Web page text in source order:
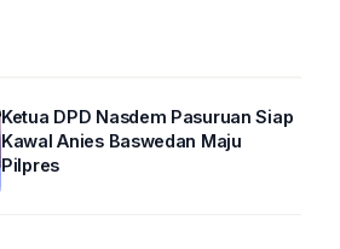
Ketua DPD Nasdem Pasuruan Siap
Kawal Anies Baswedan Maju
Pilpres